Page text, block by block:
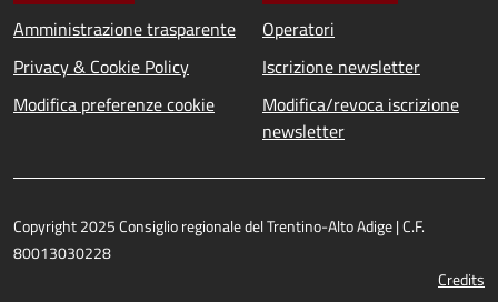
Amministrazione trasparente
Privacy & Cookie Policy
Modifica preferenze cookie
Operatori
Iscrizione newsletter
Modifica/revoca iscrizione
newsletter
Copyright 2025 Consiglio regionale del Trentino-Alto Adige | C.F.
80013030228
Credits